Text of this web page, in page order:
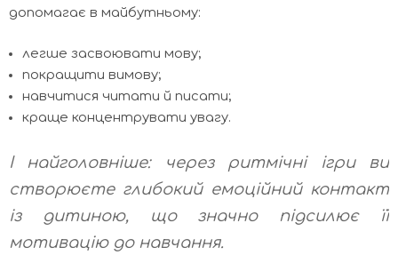
допомагає в майбутньому:
легше засвоювати мову;
покращити вимову;
навчитися читати й писати;
краще концентрувати увагу.
І найголовніше: через ритмічні ігри ви
створюєте глибокий емоційний контакт
із дитиною, що значно підсилює її
мотивацію до навчання.